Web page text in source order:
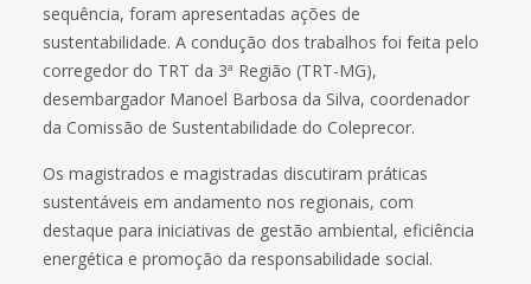
sequência, foram apresentadas ações de
sustentabilidade. A condução dos trabalhos foi feita pelo
corregedor do TRT da 3ª Região (TRT-MG),
desembargador Manoel Barbosa da Silva, coordenador
da Comissão de Sustentabilidade do Coleprecor.
Os magistrados e magistradas discutiram práticas
sustentáveis em andamento nos regionais, com
destaque para iniciativas de gestão ambiental, eficiência
energética e promoção da responsabilidade social.